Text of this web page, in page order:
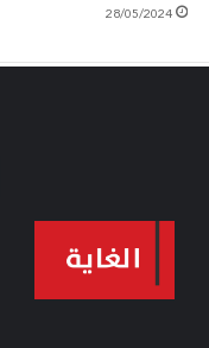
28/05/2024